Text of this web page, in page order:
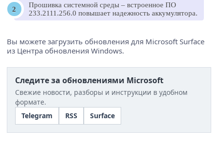
Прошивка системной среды – встроенное ПО
233.2111.256.0 повышает надежность аккумулятора.
Вы можете загрузить обновления для Microsoft Surface
из Центра обновления Windows.
Следите за обновлениями Microsoft
Свежие новости, разборы и инструкции в удобном
формате.
Telegram
RSS Surface